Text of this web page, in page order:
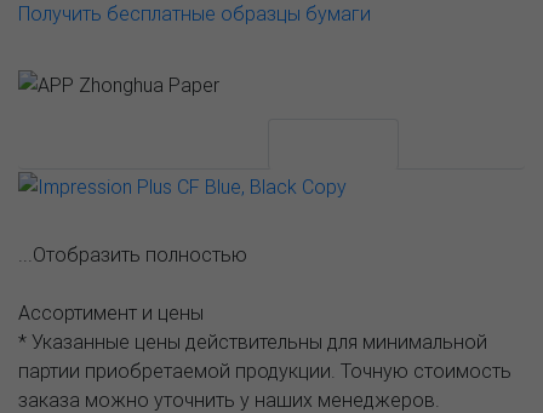
Получить бесплатные образцы бумаги
...Отобразить полностью
Ассортимент и цены
* Указанные цены действительны для минимальной
партии приобретаемой продукции. Точную стоимость
заказа можно уточнить у наших менеджеров.